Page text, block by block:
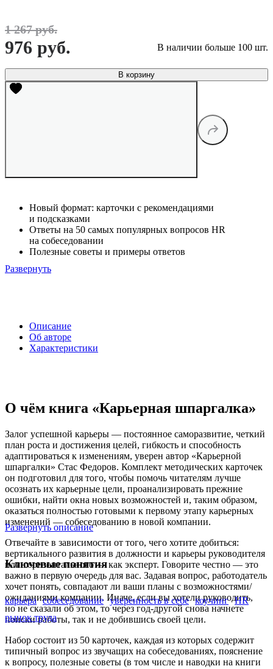
1 267 руб.
976 руб. В наличии больше 100 шт.
В корзину
Новый формат: карточки с рекомендациями
и подсказками
Ответы на 50 самых популярных вопросов HR
на собеседовании
Полезные советы и примеры ответов
Развернуть
Описание
Об авторе
Характеристики
О чём книга «Карьерная шпаргалка»
Залог успешной карьеры — постоянное саморазвитие, четкий
план роста и достижения целей, гибкость и способность
адаптироваться к изменениям, уверен автор «Карьерной
шпаргалки» Стас Федоров. Комплект методических карточек
он подготовил для того, чтобы помочь читателям лучше
осознать их карьерные цели, проанализировать прежние
ошибки, найти окна новых возможностей и, таким образом,
оказаться полностью готовыми к первому этапу карьерных
изменений — собеседованию в новой компании.
Отвечайте в зависимости от того, чего хотите добиться:
вертикального развития в должности и карьеры руководителя
или горизонтального — как эксперт. Говорите честно — это
важно в первую очередь для вас. Задавая вопрос, работодатель
хочет понять, совпадают ли ваши планы с возможностями/
ожиданиями компании. Иначе, если вы хотели руководить,
но не сказали об этом, то через год-другой снова начнете
поиски работы, так и не добившись своей цели.
Набор состоит из 50 карточек, каждая из которых содержит
типичный вопрос из звучащих на собеседованиях, пояснение
к вопросу, полезные советы (в том числе и наводки на книги
Развернуть описание
Ключевые понятия
карьера собеседование уверенность в себе коучинг HR
рынок труда